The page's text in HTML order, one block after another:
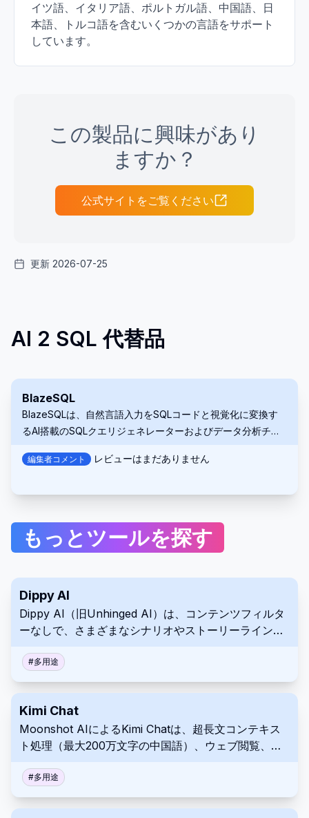
イツ語、イタリア語、ポルトガル語、中国語、日
本語、トルコ語を含むいくつかの言語をサポート
しています。
この製品に興味があり
ますか？
公式サイトをご覧ください
更新 2026-07-25
AI 2 SQL 代替品
BlazeSQL
BlazeSQLは、自然言語入力をSQLコードと視覚化に変換す
るAI搭載のSQLクエリジェネレーターおよびデータ分析チャ
編集者コメント レビューはまだありません
もっとツールを探す
Dippy AI
Dippy AI（旧Unhinged AI）は、コンテンツフィルタ
ーなしで、さまざまなシナリオやストーリーラインで
ブなプラットフォームです。
#多用途
Kimi Chat
Moonshot AIによるKimi Chatは、超長文コンテキス
ト処理（最大200万文字の中国語）、ウェブ閲覧、マ
ントです。
#多用途